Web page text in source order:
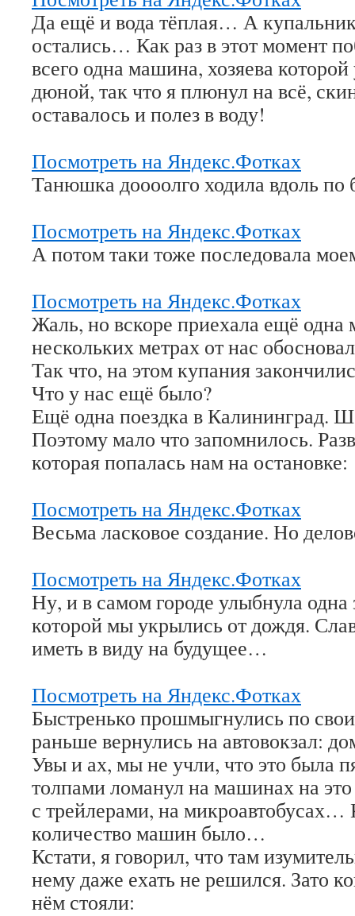
Да ещё и вода тёплая… А
остались… Как раз в этот момент
всего одна машина, хозяева
дюной, так что я плюнул на всё,
оставалось и полез в воду!
Посмотреть на Яндекс.Фотках
Танюшка доооолго ходила вдоль
Посмотреть на Яндекс.Фотках
А потом таки тоже последовала
Посмотреть на Яндекс.Фотках
Жаль, но вскоре приехала ещё
нескольких метрах от нас
Так что, на этом купания
Что у нас ещё было?
Ещё одна поездка в Калининград.
Поэтому мало что запомнилось.
которая попалась нам на остановке:
Посмотреть на Яндекс.Фотках
Весьма ласковое создание. Но
Посмотреть на Яндекс.Фотках
Ну, и в самом городе улыбнула одна
которой мы укрылись от дождя.
иметь в виду на будущее…
Посмотреть на Яндекс.Фотках
Быстренько прошмыгнулись по
раньше вернулись на автовокзал:
Увы и ах, мы не учли, что это была
толпами ломанул на машинах на
с трейлерами, на микроавтобусах…
количество машин было…
Кстати, я говорил, что там
нему даже ехать не решился. Зато
нём стояли: